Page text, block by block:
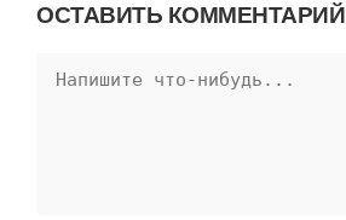
ОСТАВИТЬ КОММЕНТАРИЙ